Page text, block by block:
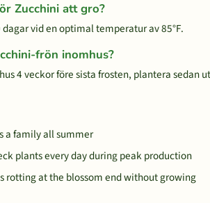
Zucchini att gro?
vid en optimal temperatur av 85°F.
frön inomhus?
4 veckor före sista frosten, plantera sedan
a family all summer
plants every day during peak production
rotting at the blossom end without growing